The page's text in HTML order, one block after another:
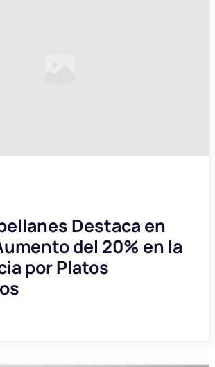
Destaca en
del 20% en la
por Platos